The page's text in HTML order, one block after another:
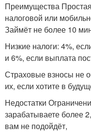
Преимущества
налоговой или
Займёт не более 10
Низкие налоги: 4%,
и 6%, если выплата
Страховые взносы не
их, если хотите в
Недостатки
зарабатываете более
вам не подойдёт,